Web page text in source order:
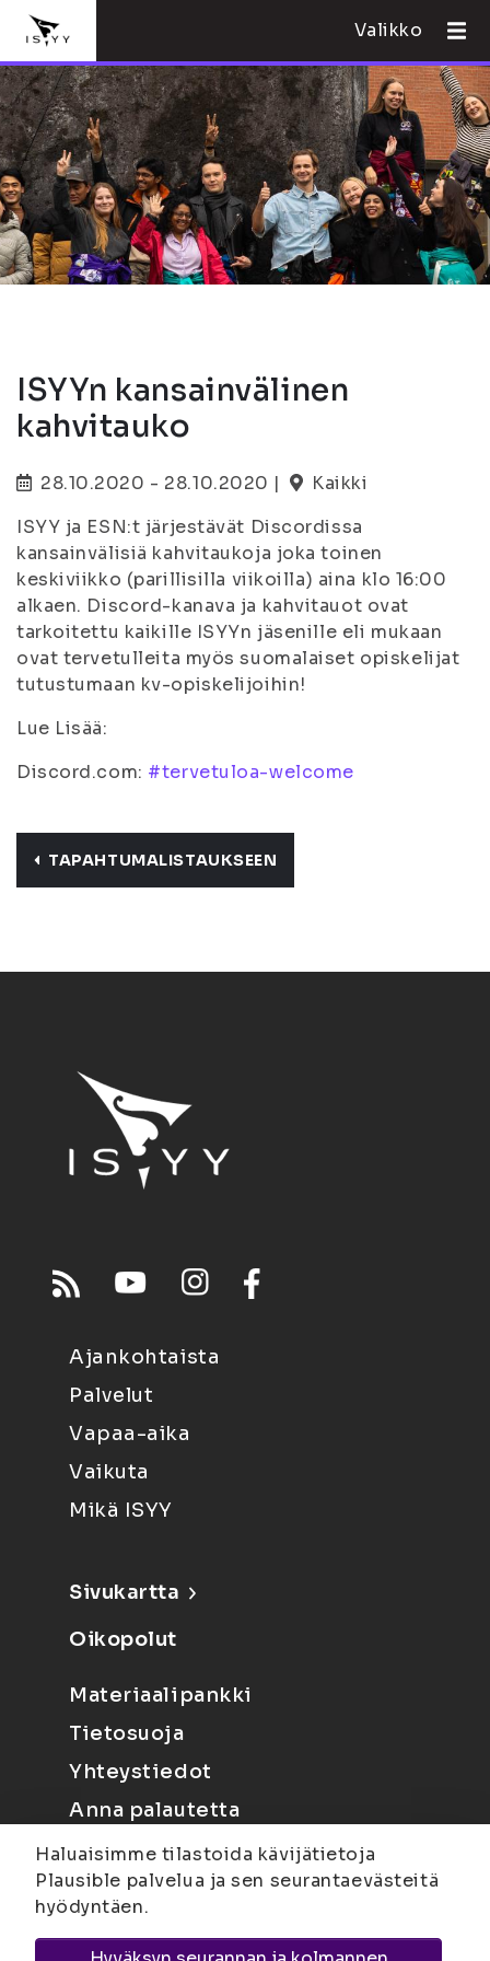
Valikko
ISYYn kansainvälinen
kahvitauko
28.10.2020 - 28.10.2020 |
Kaikki
ISYY ja ESN:t järjestävät Discordissa
kansainvälisiä kahvitaukoja joka toinen
keskiviikko (parillisilla viikoilla) aina klo 16:00
alkaen. Discord️-kanava ja kahvitauot ovat
tarkoitettu kaikille ISYYn jäsenille eli mukaan
ovat tervetulleita myös suomalaiset opiskelijat
tutustumaan kv-opiskelijoihin!
Lue Lisää:
Discord.com: #tervetuloa-welcome
TAPAHTUMALISTAUKSEEN
Ajankohtaista
Palvelut
Vapaa-aika
Vaikuta
Mikä ISYY
Sivukartta
Oikopolut
Materiaalipankki
Tietosuoja
Yhteystiedot
Anna palautetta
Haluaisimme tilastoida kävijätietoja
Plausible palvelua ja sen seurantaevästeitä
hyödyntäen.